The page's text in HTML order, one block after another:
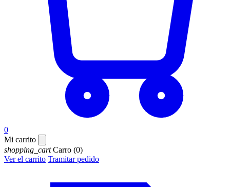
0
Mi carrito
shopping_cart Carro (0)
Ver el carrito Tramitar pedido